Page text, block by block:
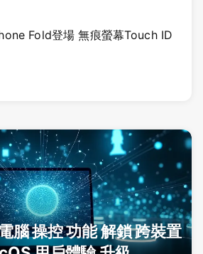
Fold登場 無痕螢幕Touch ID
腦 操控 功能 解鎖 跨裝置